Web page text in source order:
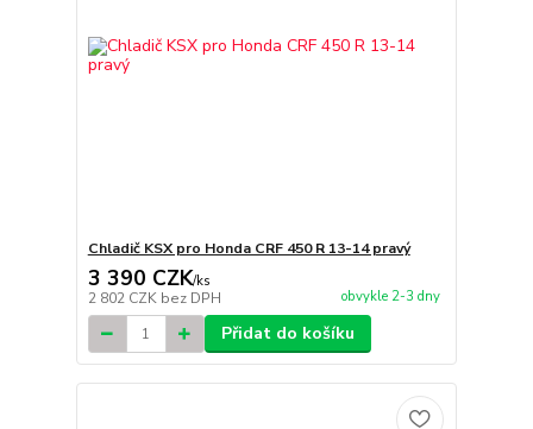
Chladič KSX pro Honda CRF 450 R 13-14 pravý
3 390 CZK/ks
2 802 CZK bez DPH obvykle 2-3 dny
Přidat do košíku